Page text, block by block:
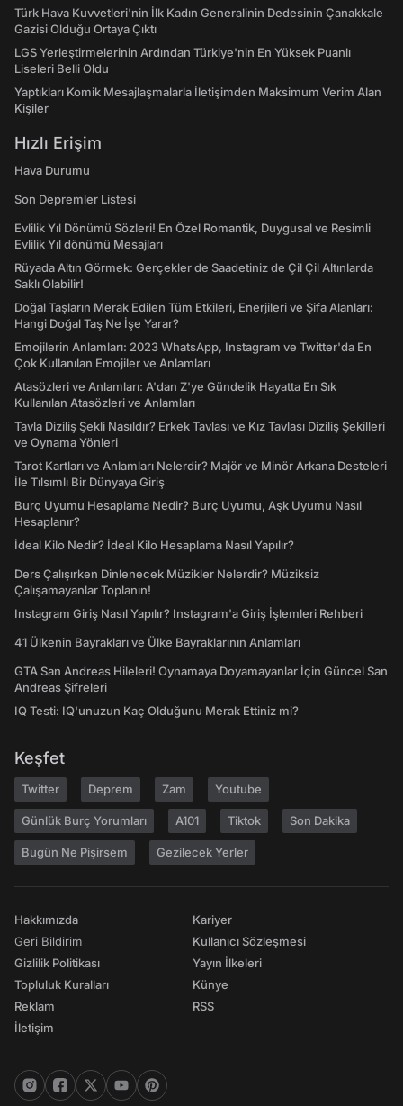
Türk Hava Kuvvetleri'nin İlk Kadın Generalinin Dedesinin Çanakkale
Gazisi Olduğu Ortaya Çıktı
LGS Yerleştirmelerinin Ardından Türkiye'nin En Yüksek Puanlı
Liseleri Belli Oldu
Yaptıkları Komik Mesajlaşmalarla İletişimden Maksimum Verim Alan
Kişiler
Hızlı Erişim
Hava Durumu
Son Depremler Listesi
Evlilik Yıl Dönümü Sözleri! En Özel Romantik, Duygusal ve Resimli
Evlilik Yıl dönümü Mesajları
Rüyada Altın Görmek: Gerçekler de Saadetiniz de Çil Çil Altınlarda
Saklı Olabilir!
Doğal Taşların Merak Edilen Tüm Etkileri, Enerjileri ve Şifa Alanları:
Hangi Doğal Taş Ne İşe Yarar?
Emojilerin Anlamları: 2023 WhatsApp, Instagram ve Twitter'da En
Çok Kullanılan Emojiler ve Anlamları
Atasözleri ve Anlamları: A'dan Z'ye Gündelik Hayatta En Sık
Kullanılan Atasözleri ve Anlamları
Tavla Diziliş Şekli Nasıldır? Erkek Tavlası ve Kız Tavlası Diziliş Şekilleri
ve Oynama Yönleri
Tarot Kartları ve Anlamları Nelerdir? Majör ve Minör Arkana Desteleri
İle Tılsımlı Bir Dünyaya Giriş
Burç Uyumu Hesaplama Nedir? Burç Uyumu, Aşk Uyumu Nasıl
Hesaplanır?
İdeal Kilo Nedir? İdeal Kilo Hesaplama Nasıl Yapılır?
Ders Çalışırken Dinlenecek Müzikler Nelerdir? Müziksiz
Çalışamayanlar Toplanın!
Instagram Giriş Nasıl Yapılır? Instagram'a Giriş İşlemleri Rehberi
41 Ülkenin Bayrakları ve Ülke Bayraklarının Anlamları
GTA San Andreas Hileleri! Oynamaya Doyamayanlar İçin Güncel San
Andreas Şifreleri
IQ Testi: IQ'unuzun Kaç Olduğunu Merak Ettiniz mi?
Keşfet
Twitter Deprem Zam Youtube
Günlük Burç Yorumları A101 Tiktok Son Dakika
Bugün Ne Pişirsem Gezilecek Yerler
Hakkımızda
Geri Bildirim
Gizlilik Politikası
Topluluk Kuralları
Reklam
İletişim
Kariyer
Kullanıcı Sözleşmesi
Yayın İlkeleri
Künye
RSS